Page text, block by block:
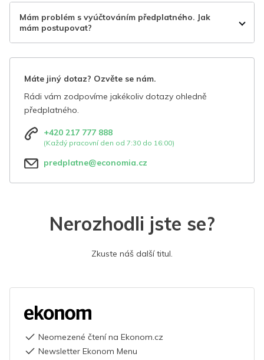
Mám problém s vyúčtováním předplatného. Jak
mám postupovat?
Máte jiný dotaz? Ozvěte se nám.
Rádi vám zodpovíme jakékoliv dotazy ohledně
předplatného.
+420 217 777 888
(Každý pracovní den od 7:30 do 16:00)
predplatne@economia.cz
Nerozhodli jste se?
Zkuste náš další titul.
Neomezené čtení na Ekonom.cz
Newsletter Ekonom Menu